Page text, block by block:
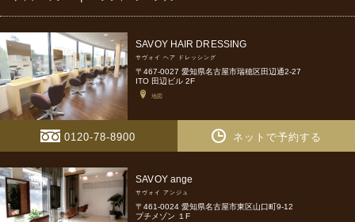
SAVOY HAIR DRESSING
サヴォイ ヘア ドレッシング
〒467-0027 愛知県名古屋市瑞穂区田辺通2-27
ITO 田辺ビル 2F
地図
0120-78-8900 ネットで予約する
SAVOY ange
サヴォイ アンジュ
〒461-0024 愛知県名古屋市東区山口町9-12
プチメゾン １F